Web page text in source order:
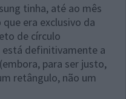
tinha, até ao mês
era exclusivo da
de círculo
definitivamente a
para ser justo,
retângulo, não um